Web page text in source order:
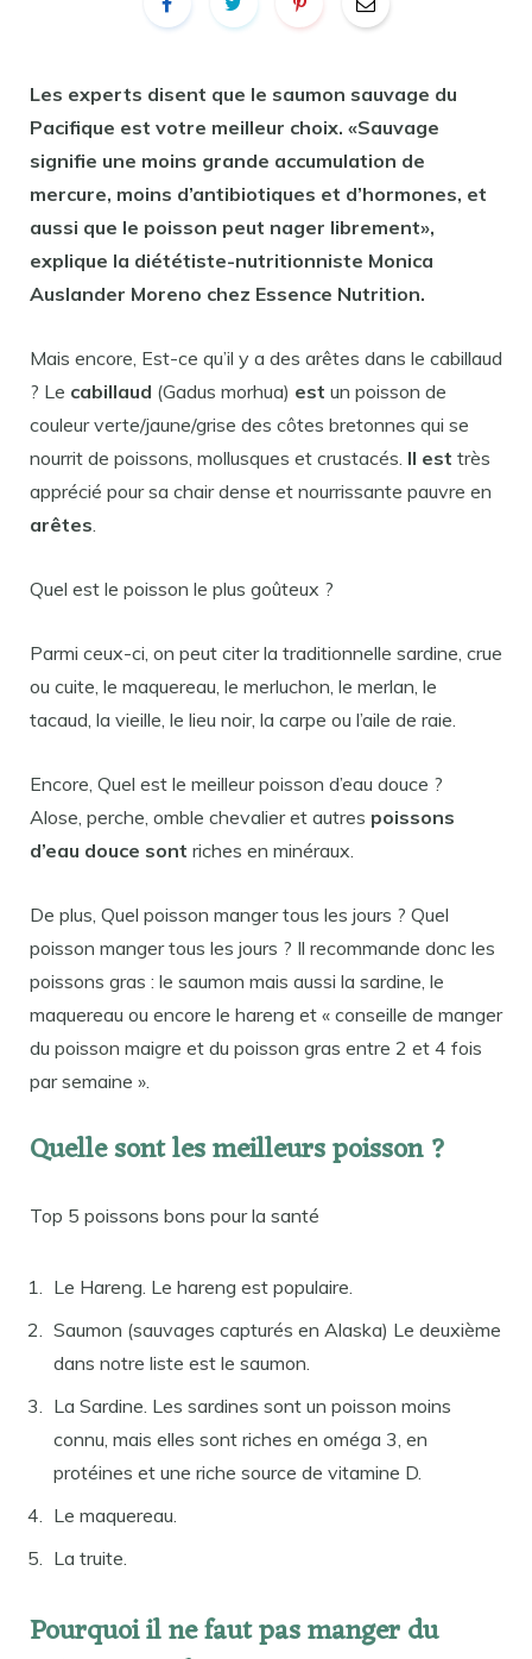
Les experts disent que le saumon sauvage du
Pacifique est votre meilleur choix. «Sauvage
signifie une moins grande accumulation de
mercure, moins d’antibiotiques et d’hormones, et
aussi que le poisson peut nager librement»,
explique la diététiste-nutritionniste Monica
Auslander Moreno chez Essence Nutrition.
Mais encore, Est-ce qu’il y a des arêtes dans le cabillaud
? Le cabillaud (Gadus morhua) est un poisson de
couleur verte/jaune/grise des côtes bretonnes qui se
nourrit de poissons, mollusques et crustacés. Il est très
apprécié pour sa chair dense et nourrissante pauvre en
arêtes.
Quel est le poisson le plus goûteux ?
Parmi ceux-ci, on peut citer la traditionnelle sardine, crue
ou cuite, le maquereau, le merluchon, le merlan, le
tacaud, la vieille, le lieu noir, la carpe ou l’aile de raie.
Encore, Quel est le meilleur poisson d’eau douce ?
Alose, perche, omble chevalier et autres poissons
d’eau douce sont riches en minéraux.
De plus, Quel poisson manger tous les jours ? Quel
poisson manger tous les jours ? Il recommande donc les
poissons gras : le saumon mais aussi la sardine, le
maquereau ou encore le hareng et « conseille de manger
du poisson maigre et du poisson gras entre 2 et 4 fois
par semaine ».
Quelle sont les meilleurs poisson ?
Top 5 poissons bons pour la santé
Le Hareng. Le hareng est populaire.
Saumon (sauvages capturés en Alaska) Le deuxième
dans notre liste est le saumon.
La Sardine. Les sardines sont un poisson moins
connu, mais elles sont riches en oméga 3, en
protéines et une riche source de vitamine D.
Le maquereau.
La truite.
Pourquoi il ne faut pas manger du